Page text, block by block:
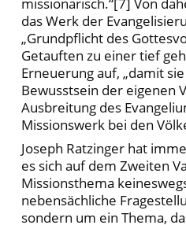
das Werk der
„Grundpflicht des
Getauften zu einer tief
Erneuerung auf, „damit
Bewusstsein der eigenen
Ausbreitung des
Missionswerk bei den
Joseph Ratzinger hat
es sich auf dem Zweiten
Missionsthema
nebensächliche
sondern um ein Thema,